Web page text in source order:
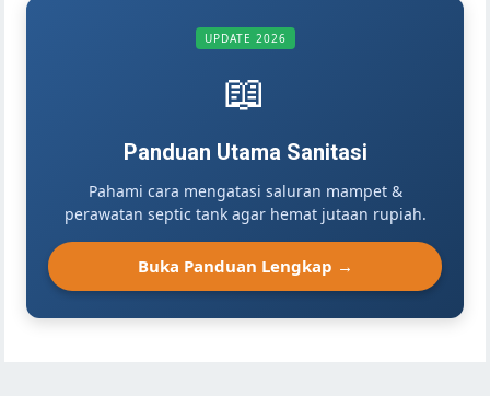
UPDATE 2026
📖
Panduan Utama Sanitasi
Pahami cara mengatasi saluran mampet &
perawatan septic tank agar hemat jutaan rupiah.
Buka Panduan Lengkap →